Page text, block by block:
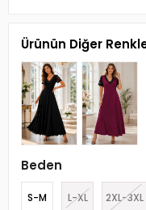
Ürünün Diğer
Beden
S-M L-XL 2XL-3XL